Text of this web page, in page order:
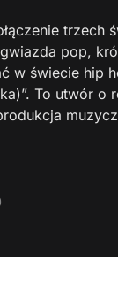
trzech
pop,
w świecie hip
To utwór o